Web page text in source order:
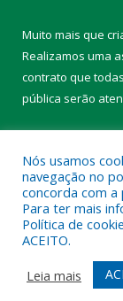
Muito mais que
Realizamos uma
contrato que
pública serão
Todos os
Mapa do Site
Acessar
Nós usamos
navegação no
concorda com a
Para ter mais
Política de
ACEITO.
Leia mais